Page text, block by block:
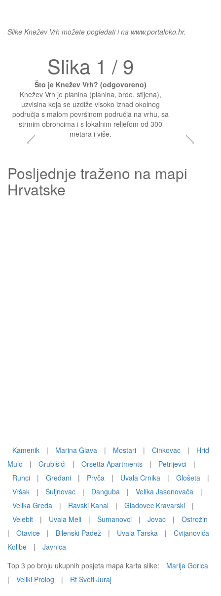
Slike Knežev Vrh možete pogledati i na www.portaloko.hr.
Slika 1 / 9
Što je Knežev Vrh? (odgovoreno)
Knežev Vrh je planina (planina, brdo, stijena),
uzvisina koja se uzdiže visoko iznad okolnog
područja s malom površinom područja na vrhu, sa
strmim obroncima i s lokalnim reljefom od 300
metara i više.
Posljednje traženo na mapi
Hrvatske
Kamenik | Marina Glava | Mostari | Cinkovac |
Hrid
Mulo
| Grubišići | Orsetta Apartments | Petrijevci
|
Ruhci
| Gređani | Prvča | Uvala Crnika | Glošeta
|
Vršak
| Šuljnovac | Danguba | Velika Jasenovača
|
Velika Greda
| Ravski Kanal | Gladovec Kravarski
|
Velebit
| Uvala Meli | Šumanovci | Jovac |
Ostrožin
|
Otavice | Bilenski Padež | Uvala Tarska |
Cvijanovića
Kolibe
|
Javnica
Top 3 po broju ukupnih posjeta mapa karta slike:
Marija Gorica
|
Veliki Prolog | Rt Sveti Juraj